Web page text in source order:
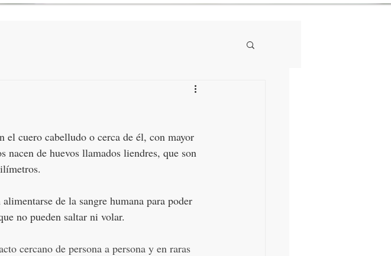
el cuero cabelludo o cerca de él, con mayor
de huevos llamados liendres, que son
de la sangre humana para poder
no pueden saltar ni volar.
cercano de persona a persona y en raras